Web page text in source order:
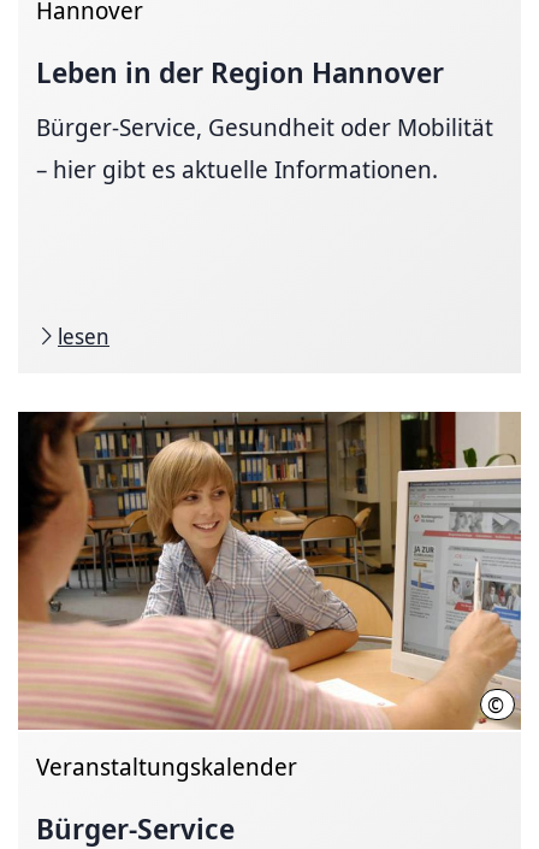
Hannover
Leben in der Region Hannover
Bürger-Service, Gesundheit oder Mobilität
– hier gibt es aktuelle Informationen.
lesen
©
Veranstaltungskalender
Bürger-Service